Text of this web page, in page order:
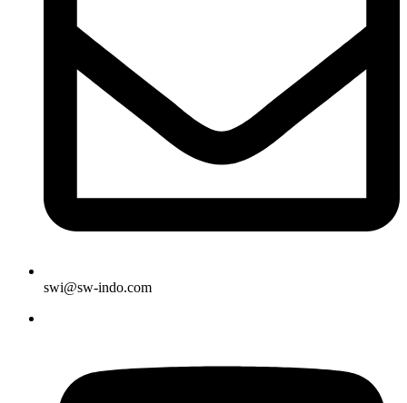
swi@sw-indo.com